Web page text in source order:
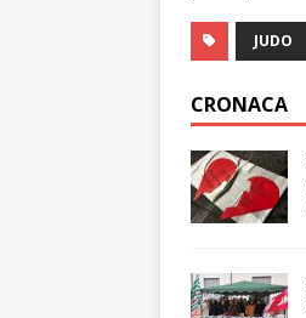
JUDO
CRONACA